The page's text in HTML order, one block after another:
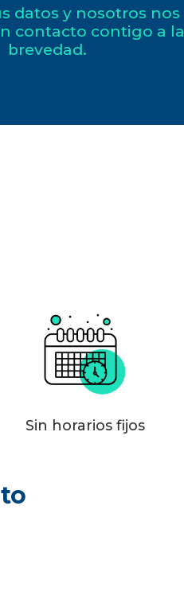
datos y nosotros nos
contacto contigo a la
brevedad.
Sin horarios fijos